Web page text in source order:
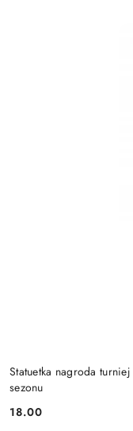
Statuetka nagroda
sezonu
Cena:
18.00